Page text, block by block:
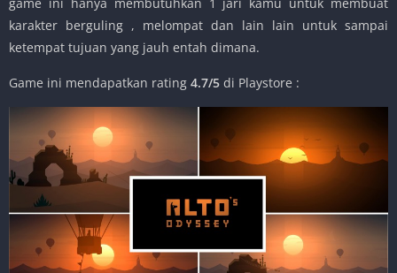
karakter berguling , melompat dan lain lain untuk sampai
ketempat tujuan yang jauh entah dimana.
Game ini mendapatkan rating 4.7/5 di Playstore :